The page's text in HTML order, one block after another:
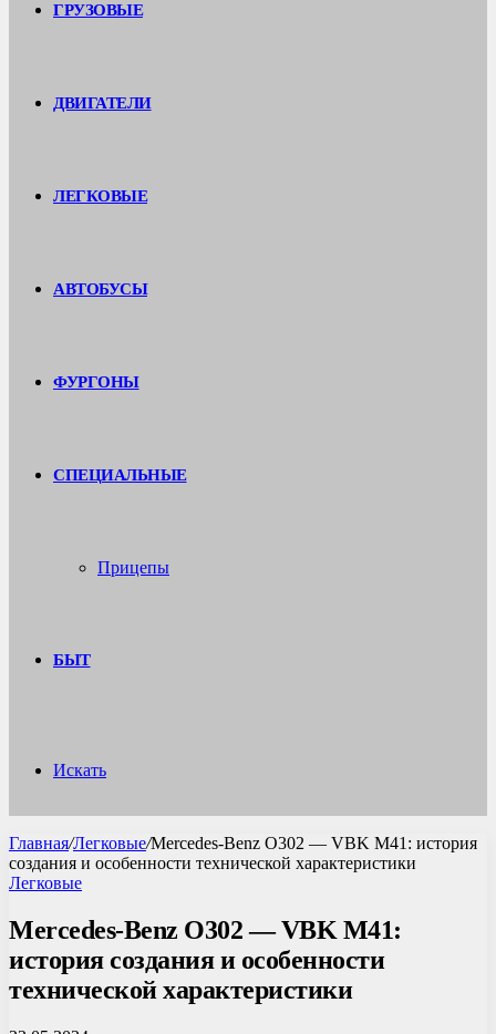
ГРУЗОВЫЕ
ДВИГАТЕЛИ
ЛЕГКОВЫЕ
АВТОБУСЫ
ФУРГОНЫ
СПЕЦИАЛЬНЫЕ
Прицепы
БЫТ
Искать
Главная/Легковые/Mercedes-Benz O302 — VBK M41: история
создания и особенности технической характеристики
Легковые
Mercedes-Benz O302 — VBK M41:
история создания и особенности
технической характеристики